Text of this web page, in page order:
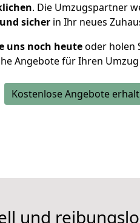
. Die Umzugspartner
sicher in Ihr neues
uns noch heuteoder holen
Angebote für Ihren Umzug
Kostenlose Angebote
und